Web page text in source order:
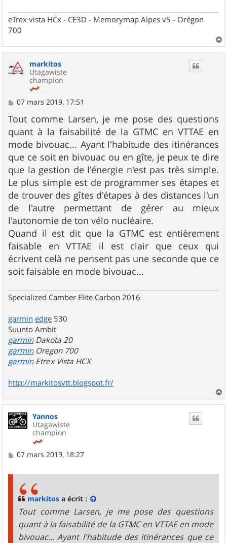
eTrex vista HCx - CE3D - Memorymap Alpes v5 - Orégon
700
a
markitos
Utagawiste
champion
M
s
s
a
g
e
07 mars 2019, 17:51
Tout comme Larsen, je me pose des questions
quant à la faisabilité de la GTMC en VTTAE en
mode bivouac... Ayant l'habitude des itinérances
que ce soit en bivouac ou en gîte, je peux te dire
que la gestion de l'énergie n'est pas très simple.
Le plus simple est de programmer ses étapes et
de trouver des gîtes d'étapes à des distances l'un
de l'autre permettant de gérer au mieux
l'autonomie de ton vélo nucléaire.
Quand il est dit que la GTMC est entièrement
faisable en VTTAE il est clair que ceux qui
écrivent celà ne pensent pas une seconde que ce
soit faisable en mode bivouac...
Specialized Camber Elite Carbon 2016
garmin edge 530
Suunto Ambit
garmin Dakota 20
garmin Oregon 700
garmin Etrex Vista HCX
http://markitosvtt.blogspot.fr/
a
Yannos
Utagawiste
champion
M
07 mars 2019, 18:27
markitos a écrit :
Tout comme Larsen, je me pose des questions
quant à la faisabilité de la GTMC en VTTAE en mode
bivouac... Ayant l'habitude des itinérances que ce